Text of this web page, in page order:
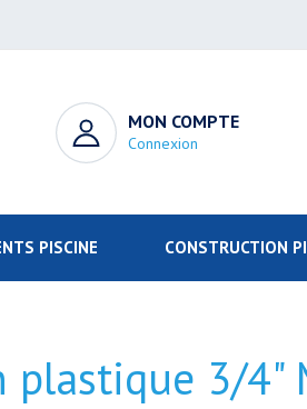
MON COMPTE
Connexion
PISCINE CONSTRUCTION
plastique 3/4"